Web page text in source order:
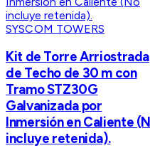
SYSCOM TOWERS
Kit de Torre Arriostrada
de Techo de 30 m con
Tramo STZ30G
Galvanizada por
Inmersión en Caliente
incluye retenida).